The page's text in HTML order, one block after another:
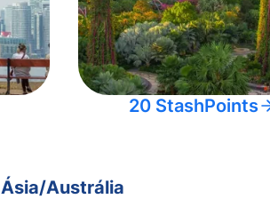
20 StashPoints
Ásia/Austrália